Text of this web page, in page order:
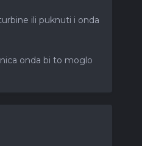
ili puknuti i onda
onda bi to moglo